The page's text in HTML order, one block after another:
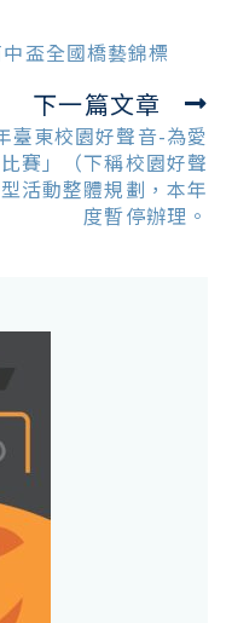
盃全國橋藝錦標
下一篇文章
臺東校園好聲音-為愛
賽」（下稱校園好聲
活動整體規劃，本年
度暫停辦理。